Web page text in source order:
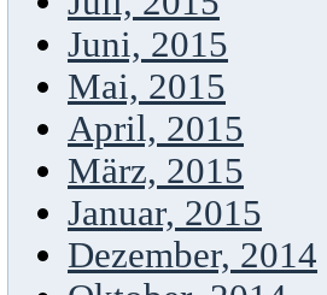
Juni, 2015
Mai, 2015
April, 2015
März, 2015
Januar, 2015
Dezember, 2014